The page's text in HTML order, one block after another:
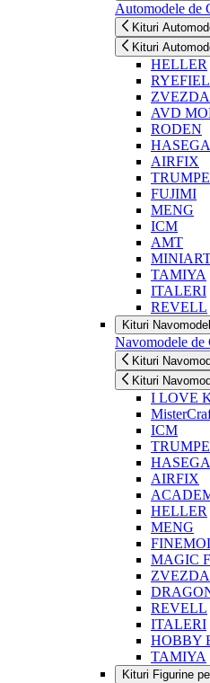
Automodele de
Kituri
Kituri
HELLER
ZVEZDA
AVD
RODEN
AIRFIX
FUJIMI
MENG
ICM
AMT
TAMIYA
ITALERI
REVELL
Kituri
Navomodele de
Kituri
Kituri
I LOVE
ICM
AIRFIX
HELLER
MENG
MAGIC
ZVEZDA
REVELL
ITALERI
HOBBY
TAMIYA
Kituri Figurine